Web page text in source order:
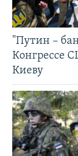
"Путин –
Конгрессе
Киеву